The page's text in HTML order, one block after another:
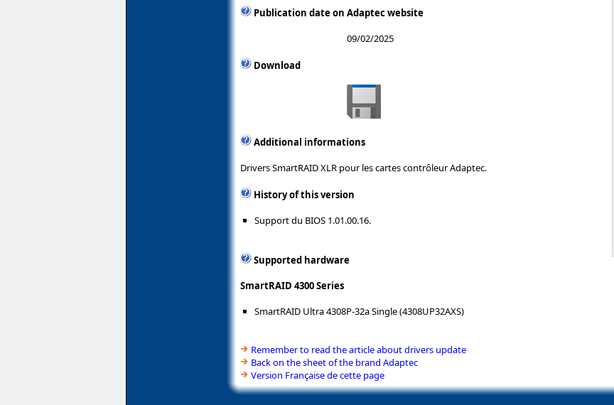
Publication date on Adaptec website
09/02/2025
Download
Additional informations
Drivers SmartRAID XLR pour les cartes contrôleur Adaptec.
History of this version
Support du BIOS 1.01.00.16.
Supported hardware
SmartRAID 4300 Series
SmartRAID Ultra 4308P-32a Single (4308UP32AXS)
Remember to read the article about drivers update
Back on the sheet of the brand Adaptec
Version Française de cette page